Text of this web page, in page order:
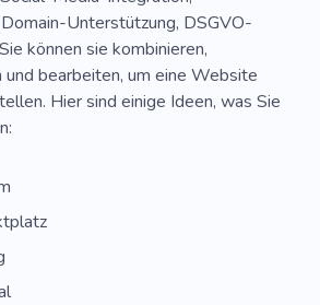
Unterstützung, DSGVO-
können sie kombinieren,
und bearbeiten, um eine Website
Hier sind einige Ideen, was Sie